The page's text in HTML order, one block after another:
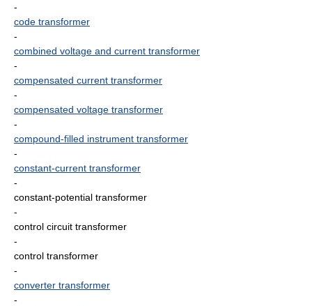
-
code transformer
-
combined voltage and current transformer
-
compensated current transformer
-
compensated voltage transformer
-
compound-filled instrument transformer
-
constant-current transformer
-
constant-potential transformer
-
control circuit transformer
-
control transformer
-
converter transformer
-